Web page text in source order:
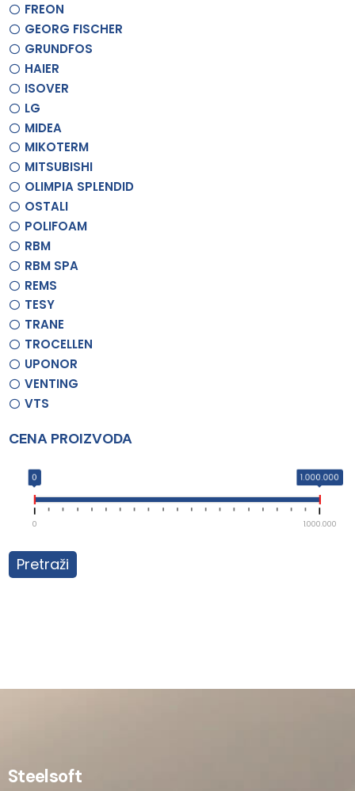
FREON
GEORG FISCHER
GRUNDFOS
HAIER
ISOVER
LG
MIDEA
MIKOTERM
MITSUBISHI
OLIMPIA SPLENDID
OSTALI
POLIFOAM
RBM
RBM SPA
REMS
TESY
TRANE
TROCELLEN
UPONOR
VENTING
VTS
CENA PROIZVODA
0 1.000.000
0 1.000.000
Pretraži
Steelsoft